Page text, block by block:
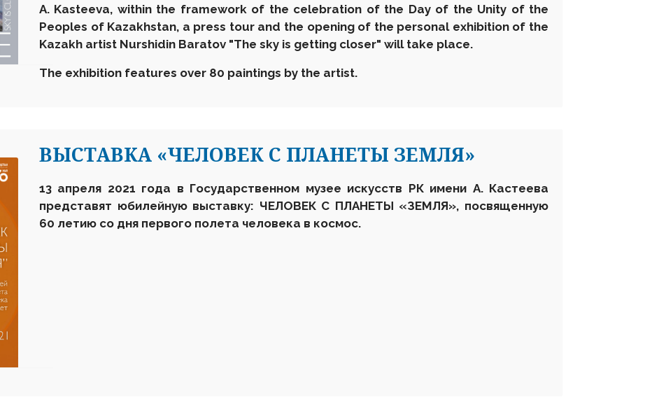
A. Kasteeva, within the framework of the celebration of the Day of the Unity of the
Peoples of Kazakhstan, a press tour and the opening of the personal exhibition of the
Kazakh artist Nurshidin Baratov "The sky is getting closer" will take place.
The exhibition features over 80 paintings by the artist.
ВЫСТАВКА «ЧЕЛОВЕК С ПЛАНЕТЫ ЗЕМЛЯ»
13 апреля 2021 года в Государственном музее искусств РК имени А. Кастеева
представят юбилейную выставку: ЧЕЛОВЕК С ПЛАНЕТЫ «ЗЕМЛЯ», посвященную
60 летию со дня первого полета человека в космос.